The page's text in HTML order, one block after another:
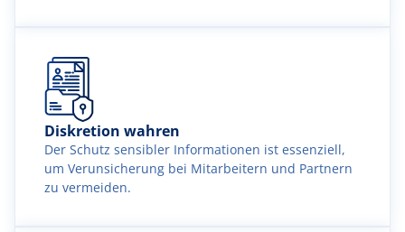
Diskretion wahren
Der Schutz sensibler Informationen ist essenziell,
um Verunsicherung bei Mitarbeitern und Partnern
zu vermeiden.